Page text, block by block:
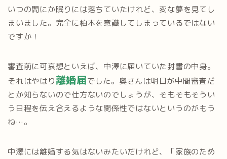
いつの間にか眠りには落ちていたけれど、変な夢を見てし
まいました。完全に柏木を意識してしまっているではない
ですか！
審査前に可哀想といえば、中澤に届いていた封書の中身。
それはやはり離婚届でした。奥さんは明日が中間審査だ
とか知らないので仕方ないのでしょうが、そもそもそうい
う日程を伝え合えるような関係性ではないというのがもう
ね…。
中澤には離婚する気はないみたいだけれど、「家族のため